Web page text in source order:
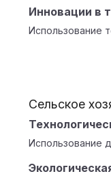
Инновации в
Использование
Сельское
Использование